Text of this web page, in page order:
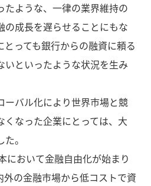
たような、一律の業界維持の
の成長を遅らせることにもな
とっても銀行からの融資に頼る
いといったような状況を生み
ーバル化により世界市場と競
くなった企業にとっては、大
。
において金融自由化が始まり
外の金融市場から低コストで資